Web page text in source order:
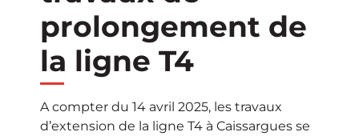
prolongement de
la ligne T4
A compter du 14 avril 2025, les travaux
d’extension de la ligne T4 à Caissargues se